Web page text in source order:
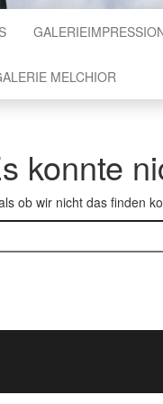
MELCHIOR
konnte
ob wir nicht das finden